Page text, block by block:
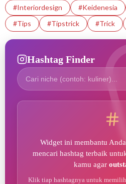
#interiordesign
#Keidenesia
#tips
#tipstrick #trick
Hashtag Finder
Widget ini membantu
mencari hashtag terbaik
kamu agar
Klik tiap hashtagnya untuk